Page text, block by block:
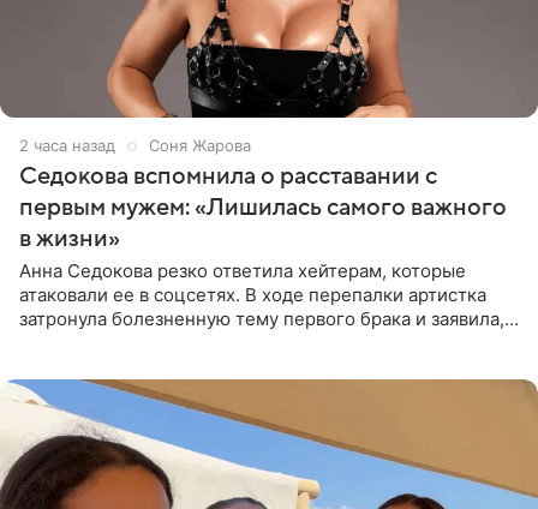
2 часа назад Соня Жарова
Седокова вспомнила о расставании с
первым мужем: «Лишилась самого важного
в жизни»
Анна Седокова резко ответила хейтерам, которые
атаковали ее в соцсетях. В ходе перепалки артистка
затронула болезненную тему первого брака и заявила,